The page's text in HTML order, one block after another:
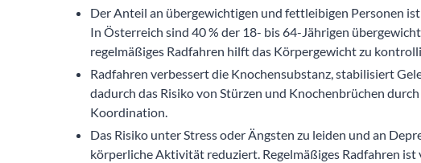
Der Anteil an übergewichtigen und fettleibigen Personen
In Österreich sind 40 % der 18- bis 64-Jährigen
regelmäßiges Radfahren hilft das Körpergewicht zu
Radfahren verbessert die Knochensubstanz, stabilisiert
dadurch das Risiko von Stürzen und Knochenbrüchen
Koordination.
Das Risiko unter Stress oder Ängsten zu leiden und an
körperliche Aktivität reduziert. Regelmäßiges Radfahren